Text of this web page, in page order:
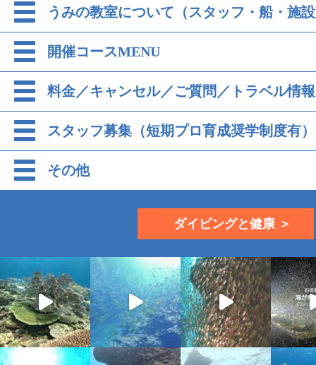
うみの教室について（スタッフ・船・施
開催コースMENU
料金／キャンセル／ご質問／トラベル情報
スタッフ募集（短期プロ育成奨学制度有）
その他
ダイビングと健康 ＞